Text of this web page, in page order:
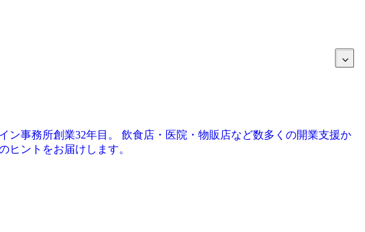
ン事務所創業32年目。 飲食店・医院・物販店など数多くの開業支援か
ヒントをお届けします。